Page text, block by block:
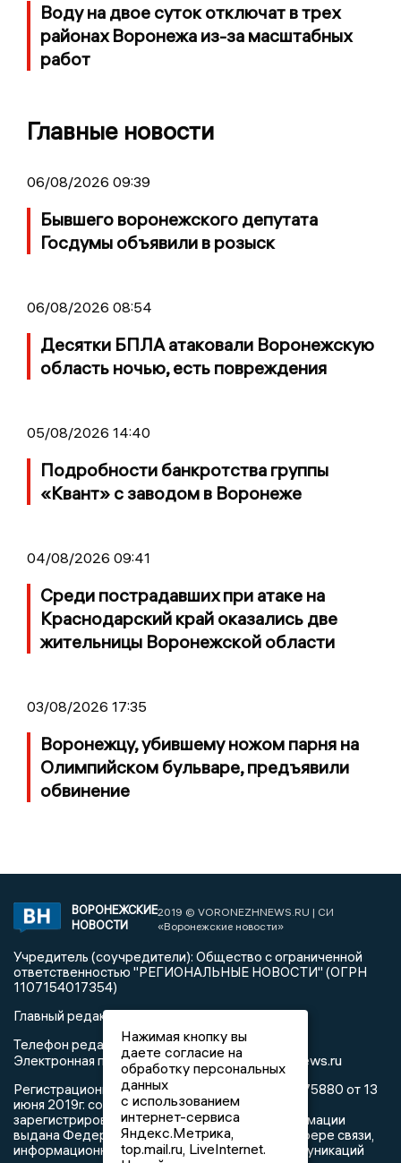
Воду на двое суток отключат в трех
районах Воронежа из-за масштабных
работ
Главные новости
06/08/2026 09:39
Бывшего воронежского депутата
Госдумы объявили в розыск
06/08/2026 08:54
Десятки БПЛА атаковали Воронежскую
область ночью, есть повреждения
05/08/2026 14:40
Подробности банкротства группы
«Квант» с заводом в Воронеже
04/08/2026 09:41
Среди пострадавших при атаке на
Краснодарский край оказались две
жительницы Воронежской области
03/08/2026 17:35
Воронежцу, убившему ножом парня на
Олимпийском бульваре, предъявили
обвинение
ВОРОНЕЖСКИЕ
НОВОСТИ
2019 © VORONEZHNEWS.RU | СИ
«Воронежские новости»
Учредитель (соучредители): Общество с ограниченной
ответственностью "РЕГИОНАЛЬНЫЕ НОВОСТИ" (ОГРН
1107154017354)
Главный редактор: Пирогов А.А.
Телефон редакции: +7 (473) 262 77 92
Электронная почта редакции:info@voronezhnews.ru
Регистрационный номер: серия Эл № ФС 77 - 75880 от 13
июня 2019г. согласно выписке из реестра
зарегистрированных средств массовой информации
выдана Федеральной службой по надзору в сфере связи,
информационных технологий и массовых коммуникаций
Нажимая кнопку вы
даете согласие на
обработку персональных
данных
с использованием
интернет-сервиса
Яндекс.Метрика,
top.mail.ru, LiveInternet.